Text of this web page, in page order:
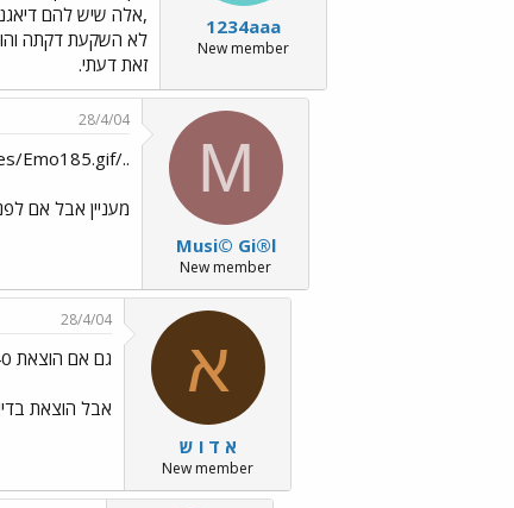
1234aaa
New member
,אלה שיש להם
זאת דעתי.
M
Musi© Gi®l
New member
28/4/04
../images/Emo185.gif יכול להיות שאתה צודק...
מעניין אבל אם
א
א ד ו ש
New member
28/4/04
גם אם הוצאת 340 בפסיכומטרי
אבל הוצאת